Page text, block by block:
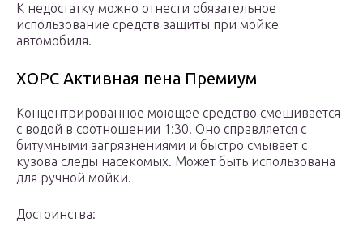
К недостатку можно отнести обязательное
использование средств защиты при мойке
автомобиля.
ХОРС Активная пена Премиум
Концентрированное моющее средство смешивается
с водой в соотношении 1:30. Оно справляется с
битумными загрязнениями и быстро смывает с
кузова следы насекомых. Может быть использована
для ручной мойки.
Достоинства: